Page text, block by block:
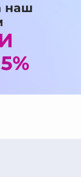
наш